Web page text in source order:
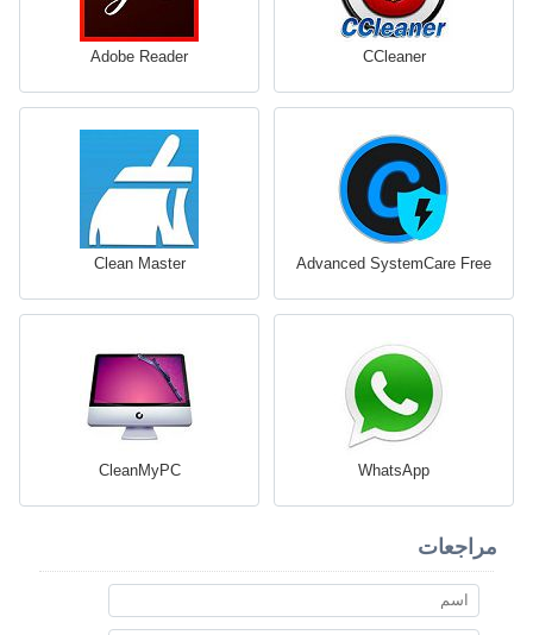
CCleaner
Adobe Reader
Advanced SystemCare Free
Clean Master
WhatsApp
CleanMyPC
مراجعات